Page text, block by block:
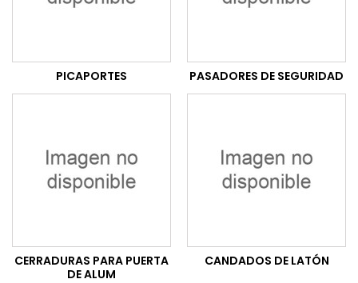
PICAPORTES PASADORES DE SEGURIDAD
CERRADURAS PARA PUERTA
DE ALUM
CANDADOS DE LATÓN